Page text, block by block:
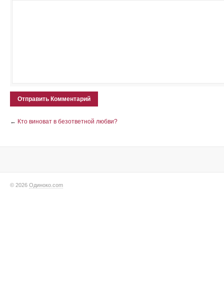
← Кто виноват в безответной любви?
© 2026 Одиноко.com